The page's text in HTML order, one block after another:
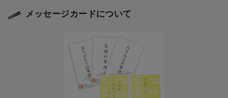
メッセージカードについて